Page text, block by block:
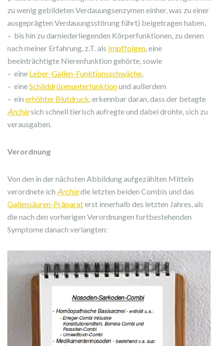
zu wenig gebildeten Verdauungsenzymen einher, was zu einer
ausgeprägten Verdauungsstörung führt) beigetragen haben,
– bis hin zu darniederliegenden Körperfunktionen, zu denen
nach meiner Erfahrung, z.T. als Impffolgen, eine
beeinträchtigte Nierenfunktion gehörte, sowie
– eine Leber-Gallen-Funktionsschwäche,
– eineSchilddrüsenunterfunktionund außerdem
– ein erhöhter Blutdruck, erkennbar daran, dass der betagte
Archiesich schnell tierisch aufregte und dabei drohte, sich zu
verausgaben.
Verordnung
Von den in der nächsten Abbildung aufgezählten Mitteln
verordnete ich Archiedie letzten beiden Combis und das
Gallensäuren-Präparaterst innerhalb des letzten Jahres, als
die nach den vorherigen Verordnungen fortbestehenden
Symptome danach verlangten: